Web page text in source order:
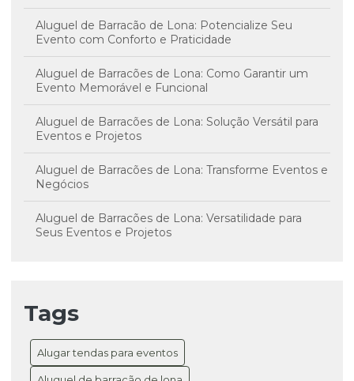
Aluguel de Barracão de Lona: Potencialize Seu
Evento com Conforto e Praticidade
Aluguel de Barracões de Lona: Como Garantir um
Evento Memorável e Funcional
Aluguel de Barracões de Lona: Solução Versátil para
Eventos e Projetos
Aluguel de Barracões de Lona: Transforme Eventos e
Negócios
Aluguel de Barracões de Lona: Versatilidade para
Seus Eventos e Projetos
Aluguel de Coberturas de Lona: Transforme Seus
Eventos em Sucesso
Aluguel de Galpão com Cobertura de Lona: Guia
Completo para Negócios
Tags
Alugar tendas para eventos